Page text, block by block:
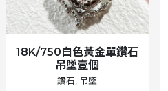
18K/750白色黃金單鑽石
吊墜壹個
鑽石, 吊墜